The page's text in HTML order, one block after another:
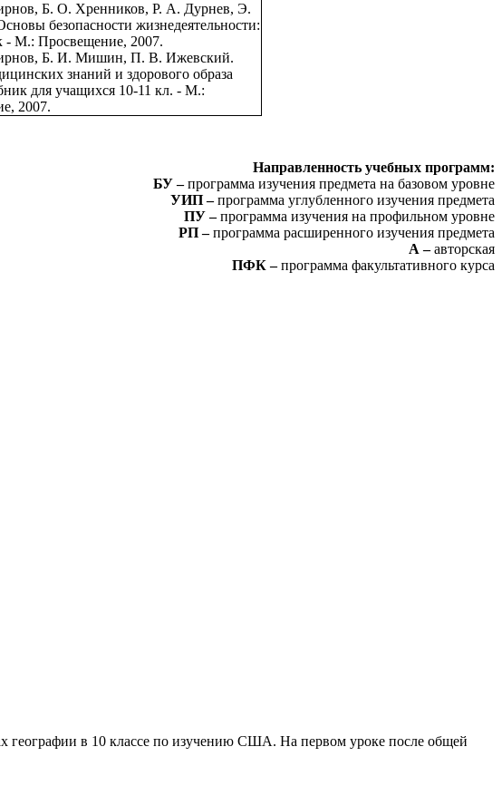
Б. О. Хренников, Р. А. Дурнев, Э.
безопасности жизнедеятельности:
- М.: Просвещение, 2007.
Б. И. Мишин, П. В. Ижевский.
знаний и здорового образа
для учащихся 10-11 кл. - М.:
2007.
Направленность учебных программ:
БУ –программа изучения предмета на базовом уровне
УИП –программа углубленного изучения предмета
ПУ –программа изучения на профильном уровне
РП –программа расширенного изучения предмета
А –авторская
ПФК –программа факультативного курса
географии в 10 классе по изучению США. На первом уроке после общей